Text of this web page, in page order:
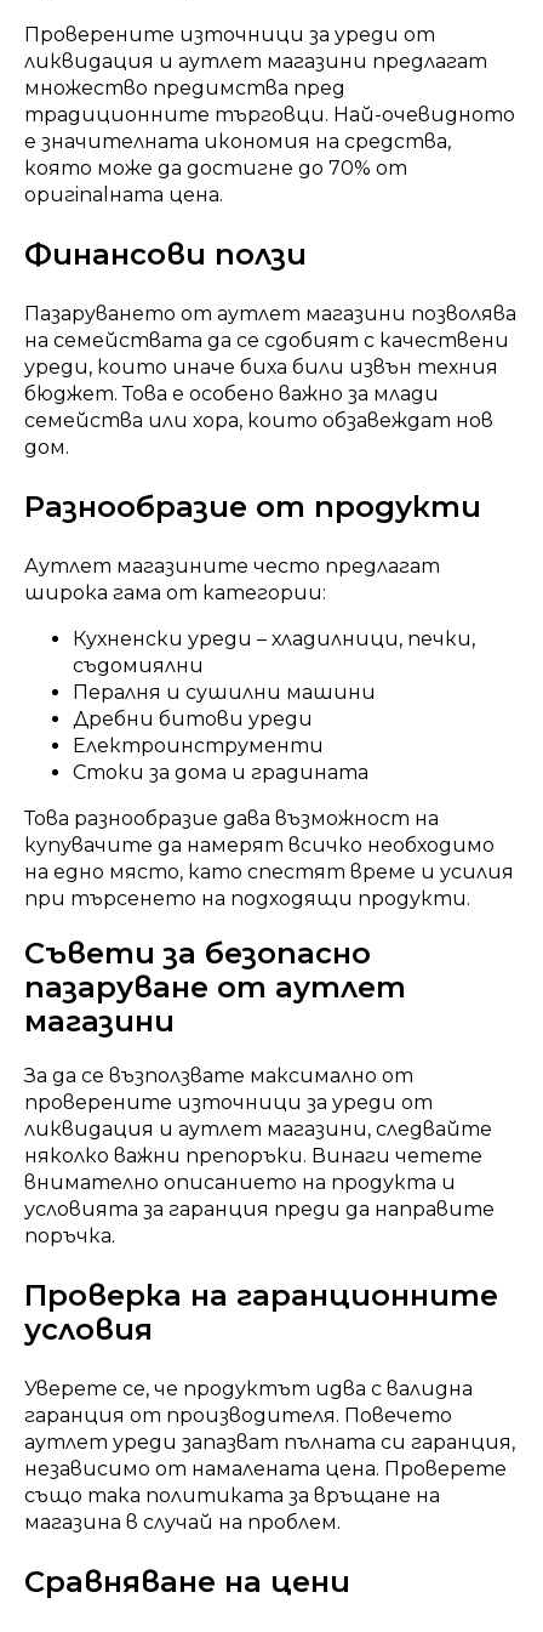
Проверените източници за уреди от
ликвидация и аутлет магазини предлагат
множество предимства пред
традиционните търговци. Най-очевидното
е значителната икономия на средства,
която може да достигне до 70% от
оригinalната цена.
Финансови ползи
Пазаруването от аутлет магазини позволява
на семействата да се сдобият с качествени
уреди, които иначе биха били извън техния
бюджет. Това е особено важно за млади
семейства или хора, които обзавеждат нов
дом.
Разнообразие от продукти
Аутлет магазините често предлагат
широка гама от категории:
Кухненски уреди – хладилници, печки,
съдомиялни
Пералня и сушилни машини
Дребни битови уреди
Електроинструменти
Стоки за дома и градината
Това разнообразие дава възможност на
купувачите да намерят всичко необходимо
на едно място, като спестят време и усилия
при търсенето на подходящи продукти.
Съвети за безопасно
пазаруване от аутлет
магазини
За да се възползвате максимално от
проверените източници за уреди от
ликвидация и аутлет магазини, следвайте
няколко важни препоръки. Винаги четете
внимателно описанието на продукта и
условията за гаранция преди да направите
поръчка.
Проверка на гаранционните
условия
Уверете се, че продуктът идва с валидна
гаранция от производителя. Повечето
аутлет уреди запазват пълната си гаранция,
независимо от намалената цена. Проверете
също така политиката за връщане на
магазина в случай на проблем.
Сравняване на цени